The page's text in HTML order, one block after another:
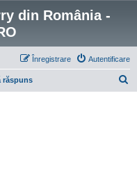
din România -
Autentificare
Înregistrare
răspuns